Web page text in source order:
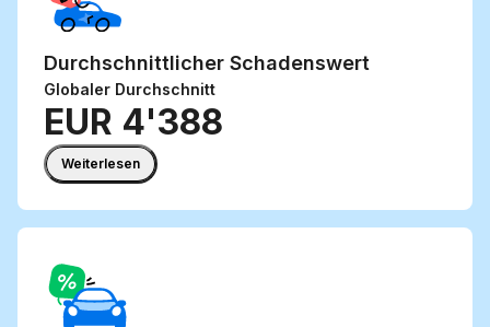
Durchschnittlicher Schadenswert
Globaler Durchschnitt
EUR 4'388
Weiterlesen